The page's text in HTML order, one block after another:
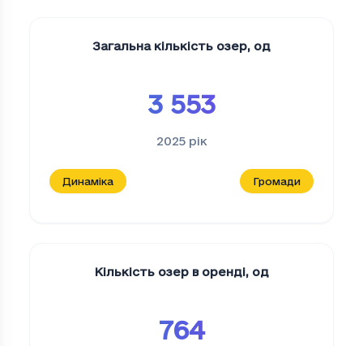
Загальна кількість озер, од
3 553
2025 рік
Динаміка Громади
Кількість озер в оренді, од
764